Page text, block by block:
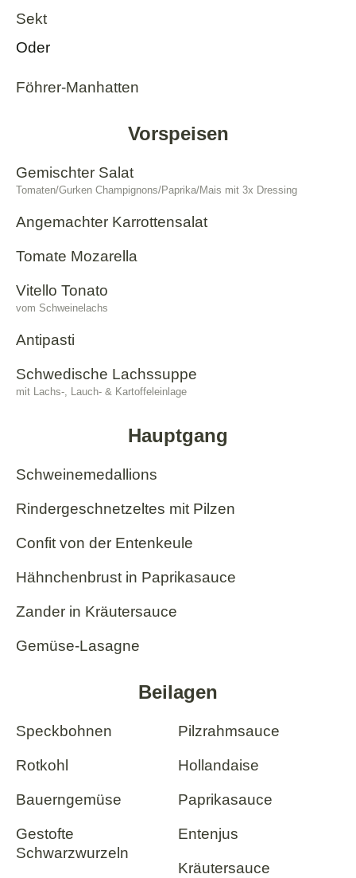
Sekt
Oder
Föhrer-Manhatten
Vorspeisen
Gemischter Salat
Tomaten/Gurken Champignons/Paprika/Mais mit 3x Dressing
Angemachter Karrottensalat
Tomate Mozarella
Vitello Tonato
vom Schweinelachs
Antipasti
Schwedische Lachssuppe
mit Lachs-, Lauch- & Kartoffeleinlage
Hauptgang
Schweinemedallions
Rindergeschnetzeltes mit Pilzen
Confit von der Entenkeule
Hähnchenbrust in Paprikasauce
Zander in Kräutersauce
Gemüse-Lasagne
Beilagen
Speckbohnen
Rotkohl
Bauerngemüse
Gestofte
Schwarzwurzeln
Pilzrahmsauce
Hollandaise
Paprikasauce
Entenjus
Kräutersauce